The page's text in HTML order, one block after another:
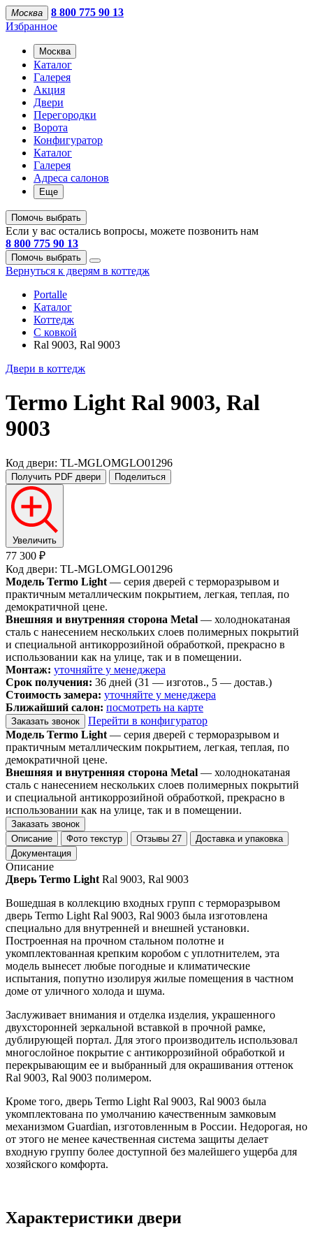
Москва
8 800 775 90 13
Избранное
Москва
Каталог
Галерея
Акция
Двери
Перегородки
Ворота
Конфигуратор
Каталог
Галерея
Адреса салонов
Еще
Помочь выбрать
Если у вас остались вопросы, можете позвонить нам
8 800 775 90 13
Помочь выбрать
Вернуться к дверям в коттедж
Portalle
Каталог
Коттедж
С ковкой
Ral 9003, Ral 9003
Двери в коттедж
Termo Light Ral 9003, Ral
9003
Код двери: TL-MGLOMGLO01296
Получить PDF двери Поделиться
Увеличить
77 300 ₽
Код двери: TL-MGLOMGLO01296
Модель Termo Light — серия дверей с терморазрывом и
практичным металлическим покрытием, легкая, теплая, по
демократичной цене.
Внешняя и внутренняя сторона Metal — холоднокатаная
сталь с нанесением нескольких слоев полимерных покрытий
и специальной антикоррозийной обработкой, прекрасно в
использовании как на улице, так и в помещении.
Монтаж: уточняйте у менеджера
Срок получения: 36 дней (31 — изготов., 5 — достав.)
Стоимость замера: уточняйте у менеджера
Ближайший салон: посмотреть на карте
Заказать звонок
Перейти в конфигуратор
Модель Termo Light — серия дверей с терморазрывом и
практичным металлическим покрытием, легкая, теплая, по
демократичной цене.
Внешняя и внутренняя сторона Metal — холоднокатаная
сталь с нанесением нескольких слоев полимерных покрытий
и специальной антикоррозийной обработкой, прекрасно в
использовании как на улице, так и в помещении.
Заказать звонок
Описание
Фото текстур Отзывы 27
Доставка и упаковка
Документация
Описание
Дверь Termo Light Ral 9003, Ral 9003
Вошедшая в коллекцию входных групп с терморазрывом
дверь Termo Light Ral 9003, Ral 9003 была изготовлена
специально для внутренней и внешней установки.
Построенная на прочном стальном полотне и
укомплектованная крепким коробом с уплотнителем, эта
модель вынесет любые погодные и климатические
испытания, попутно изолируя жилые помещения в частном
доме от уличного холода и шума.
Заслуживает внимания и отделка изделия, украшенного
двухсторонней зеркальной вставкой в прочной рамке,
дублирующей портал. Для этого производитель использовал
многослойное покрытие с антикоррозийной обработкой и
перекрывающим ее и выбранный для окрашивания оттенок
Ral 9003, Ral 9003 полимером.
Кроме того, дверь Termo Light Ral 9003, Ral 9003 была
укомплектована по умолчанию качественным замковым
механизмом Guardian, изготовленным в России. Недорогая, но
от этого не менее качественная система защиты делает
входную группу более доступной без малейшего ущерба для
хозяйского комфорта.
Характеристики двери